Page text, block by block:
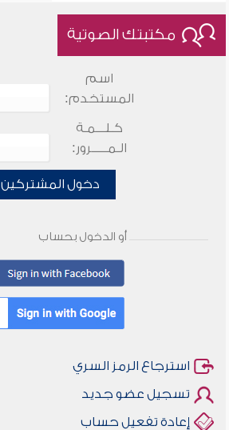
مكتبتك الصوتية
اسم
المستخدم:
كـلـــمـة
الـمـــــرور:
دخول المشتركين
أو الدخول بحساب
استرجاع الرمز السري
تسجيل عضو جديد
إعادة تفعيل حساب